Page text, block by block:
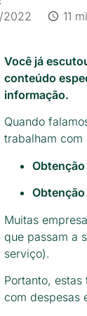
2022 11
Você já
conteúdo
informação.
Quando
trabalham com
Muitas
que passam a
serviço).
Portanto,
com despesas